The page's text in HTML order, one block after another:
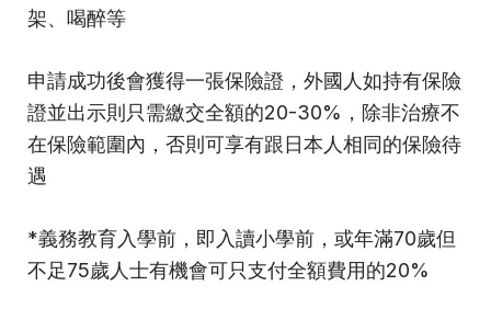
架、喝醉等
申請成功後會獲得一張保險證，外國人如持有保險
證並出示則只需繳交全額的20-30%，除非治療不
在保險範圍內，否則可享有跟日本人相同的保險待
遇
*義務教育入學前，即入讀小學前，或年滿70歲但
不足75歲人士有機會可只支付全額費用的20%